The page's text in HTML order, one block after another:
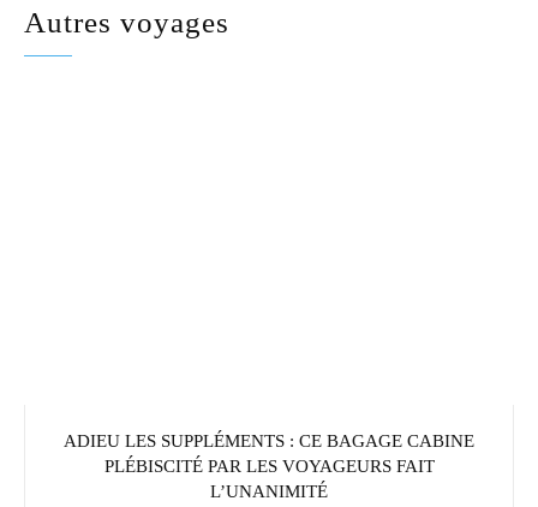
Autres voyages
ADIEU LES SUPPLÉMENTS : CE BAGAGE CABINE
PLÉBISCITÉ PAR LES VOYAGEURS FAIT
L’UNANIMITÉ